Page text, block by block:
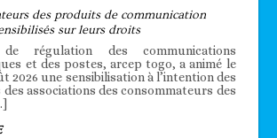
des produits de communication
sur leurs droits
régulation des communications
et des postes, arcep togo, a animé le
2026 une sensibilisation à l’intention des
associations des consommateurs des